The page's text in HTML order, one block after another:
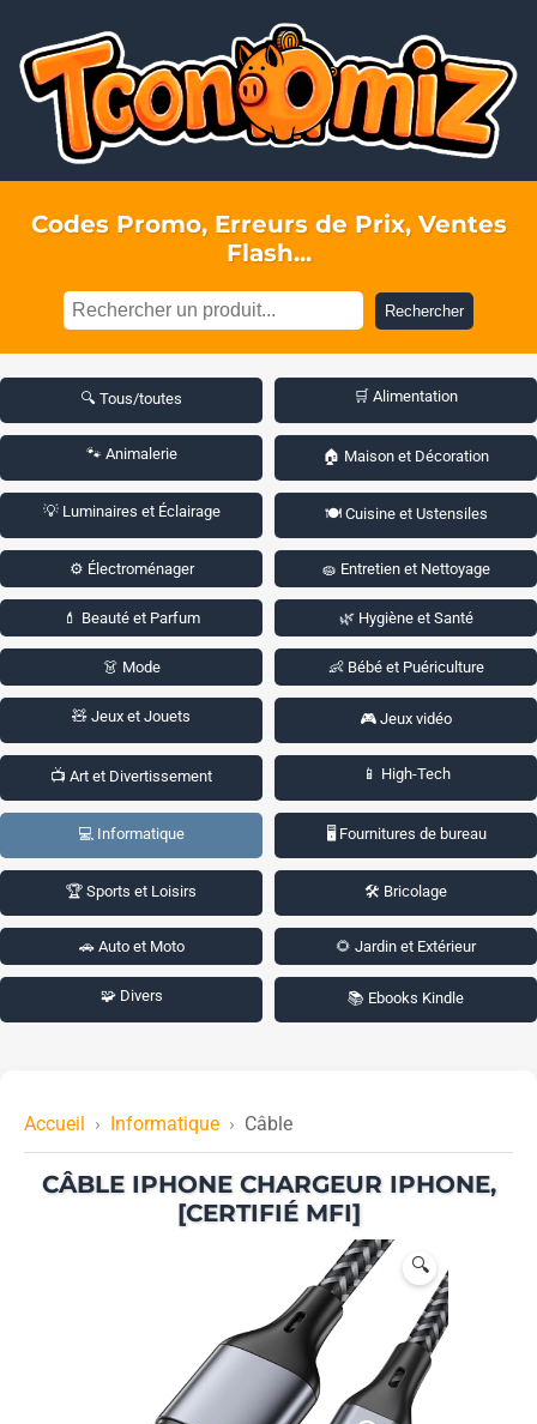
Codes Promo, Erreurs de Prix, Ventes
Flash...
Rechercher
🔍 Tous/toutes 🛒 Alimentation
🐾 Animalerie 🏠 Maison et Décoration
💡 Luminaires et Éclairage 🍽️ Cuisine et Ustensiles
⚙️ Électroménager 🧽 Entretien et Nettoyage
💄 Beauté et Parfum 🌿 Hygiène et Santé
👗 Mode 👶 Bébé et Puériculture
🧸 Jeux et Jouets 🎮 Jeux vidéo
📺 Art et Divertissement 📱 High-Tech
💻 Informatique 🖥️ Fournitures de bureau
🏆 Sports et Loisirs 🛠️ Bricolage
🚗 Auto et Moto 🌻 Jardin et Extérieur
🧩 Divers 📚 Ebooks Kindle
Accueil Informatique Câble
CÂBLE IPHONE CHARGEUR IPHONE,
[CERTIFIÉ MFI]
🔍